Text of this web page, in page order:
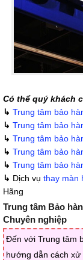
Có thể quý khách
↳ Trung tâm bảo
↳ Trung tâm bảo
↳ Trung tâm bảo
↳ Trung tâm bảo
↳ Trung tâm bảo
↳ Dịch vụ thay màn
Hãng
Trung tâm Bảo
Chuyên nghiệp
Đến với Trung tâm
hướng dẫn cách